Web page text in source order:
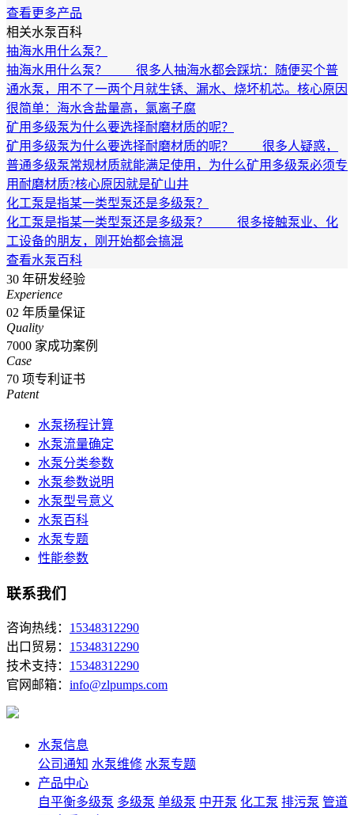
查看更多产品
相关水泵百科
抽海水用什么泵？
抽海水用什么泵？ 很多人抽海水都会踩坑：随便买个普
通水泵，用不了一两个月就生锈、漏水、烧坏机芯。核心原因
很简单：海水含盐量高，氯离子腐
矿用多级泵为什么要选择耐磨材质的呢？
矿用多级泵为什么要选择耐磨材质的呢？ 很多人疑惑，
普通多级泵常规材质就能满足使用，为什么矿用多级泵必须专
用耐磨材质?核心原因就是矿山井
化工泵是指某一类型泵还是多级泵？
化工泵是指某一类型泵还是多级泵？ 很多接触泵业、化
工设备的朋友，刚开始都会搞混
查看水泵百科
30 年研发经验
Experience
02 年质量保证
Quality
7000 家成功案例
Case
70 项专利证书
Patent
水泵扬程计算
水泵流量确定
水泵分类参数
水泵参数说明
水泵型号意义
水泵百科
水泵专题
性能参数
联系我们
咨询热线： 15348312290
出口贸易： 15348312290
技术支持： 15348312290
官网邮箱： info@zlpumps.com
水泵信息
公司通知 水泵维修 水泵专题
产品中心
自平衡多级泵 多级泵 单级泵 中开泵 化工泵 排污泵 管道